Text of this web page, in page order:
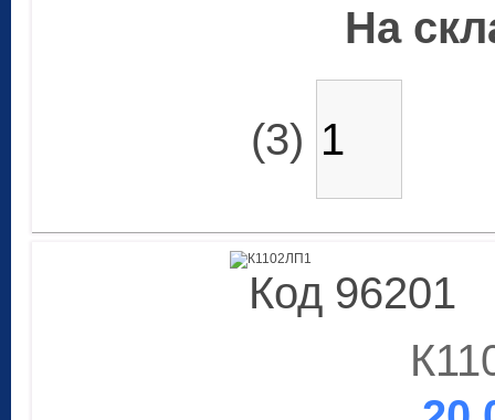
На
(3)
Код 96201